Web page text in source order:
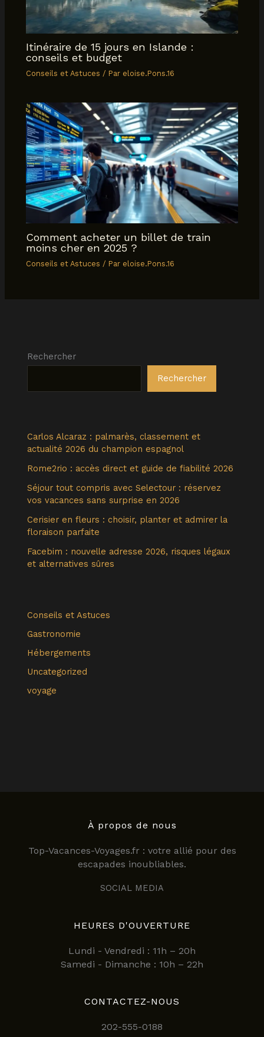
Itinéraire de 15 jours en Islande :
conseils et budget
Conseils et Astuces / Par eloise.Pons.16
Comment acheter un billet de train
moins cher en 2025 ?
Conseils et Astuces / Par eloise.Pons.16
Rechercher
Rechercher
Carlos Alcaraz : palmarès, classement et
actualité 2026 du champion espagnol
Rome2rio : accès direct et guide de fiabilité 2026
Séjour tout compris avec Selectour : réservez
vos vacances sans surprise en 2026
Cerisier en fleurs : choisir, planter et admirer la
floraison parfaite
Facebim : nouvelle adresse 2026, risques légaux
et alternatives sûres
Conseils et Astuces
Gastronomie
Hébergements
Uncategorized
voyage
À propos de nous
Top-Vacances-Voyages.fr : votre allié pour des
escapades inoubliables.
SOCIAL MEDIA
HEURES D'OUVERTURE
Lundi - Vendredi : 11h – 20h
Samedi - Dimanche : 10h – 22h
CONTACTEZ-NOUS
202-555-0188